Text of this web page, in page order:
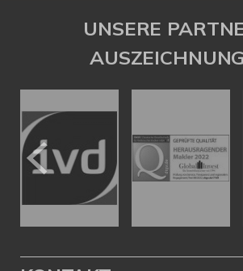
UNSERE